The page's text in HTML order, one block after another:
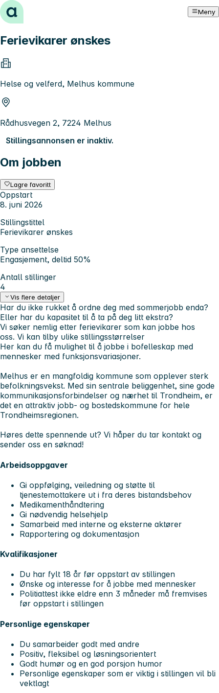
Hopp til innhold Meny
Ferievikarer ønskes
Helse og velferd, Melhus kommune
Rådhusvegen 2, 7224 Melhus
Stillingsannonsen er inaktiv.
Om jobben
Lagre favoritt
Oppstart
8. juni 2026
Stillingstittel
Ferievikarer ønskes
Type ansettelse
Engasjement, deltid 50%
Antall stillinger
4
Vis flere detaljer
Har du ikke rukket å ordne deg med sommerjobb enda?
Eller har du kapasitet til å ta på deg litt ekstra?
Vi søker nemlig etter ferievikarer som kan jobbe hos
oss. Vi kan tilby ulike stillingsstørrelser
Her kan du få mulighet til å jobbe i bofelleskap med
mennesker med funksjonsvariasjoner.
Melhus er en mangfoldig kommune som opplever sterk
befolkningsvekst. Med sin sentrale beliggenhet, sine gode
kommunikasjonsforbindelser og nærhet til Trondheim, er
det en attraktiv jobb- og bostedskommune for hele
Trondheimsregionen.
Høres dette spennende ut? Vi håper du tar kontakt og
sender oss en søknad!
Arbeidsoppgaver
Gi oppfølging, veiledning og støtte til
tjenestemottakere ut i fra deres bistandsbehov
Medikamenthåndtering
Gi nødvendig helsehjelp
Samarbeid med interne og eksterne aktører
Rapportering og dokumentasjon
Kvalifikasjoner
Du har fylt 18 år før oppstart av stillingen
Ønske og interesse for å jobbe med mennesker
Politiattest ikke eldre enn 3 måneder må fremvises
før oppstart i stillingen
Personlige egenskaper
Du samarbeider godt med andre
Positiv, fleksibel og løsningsorientert
Godt humør og en god porsjon humor
Personlige egenskaper som er viktig i stillingen vil bli
vektlagt